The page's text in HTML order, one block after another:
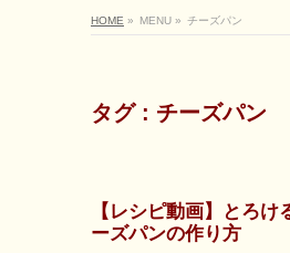
HOME » MENU » チーズパン
タグ : チーズパン
【レシピ動画】とろ
ーズパンの作り方